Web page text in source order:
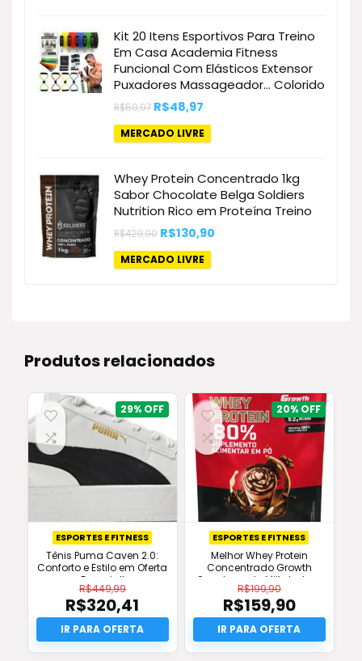
Kit 20 Itens Esportivos Para Treino
Em Casa Academia Fitness
Funcional Com Elásticos Extensor
Puxadores Massageador… Colorido
R$59,97 O
original
era:
R$48,97
atual
é:
MERCADO LIVRE
Whey Protein Concentrado 1kg
Sabor Chocolate Belga Soldiers
Nutrition Rico em Proteína Treino
R$429,90 O
original
era:
R$130,90
MERCADO LIVRE
Produtos relacionados
29%
ESPORTES E FITNESS
Tênis Puma Caven 2.0:
Conforto e Estilo em Oferta
Especial!
R$449,99
O
preço
original
era:
R$320,41
O
preço
atual
20%
ESPORTES E FITNESS
Melhor Whey Protein
Concentrado Growth
Supplements Milkshake –
Original
R$199,90
O
preço
original
era:
R$159,90
O
preço
atual